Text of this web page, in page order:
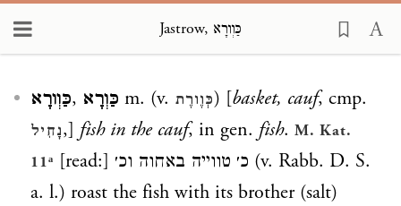
Jastrow, כַּוְורָא
כַּוְורָא, כַּוְרָא m. (v. כְּוֶורֶת) [basket, cauf, cmp.
נָחִיל,] fish in the cauf, in gen. fish. M. Kat.
11ᵃ [read:] כ׳ טווייה באחוה וכ׳ (v. Rabb. D. S.
a. l.) roast the fish with its brother (salt)